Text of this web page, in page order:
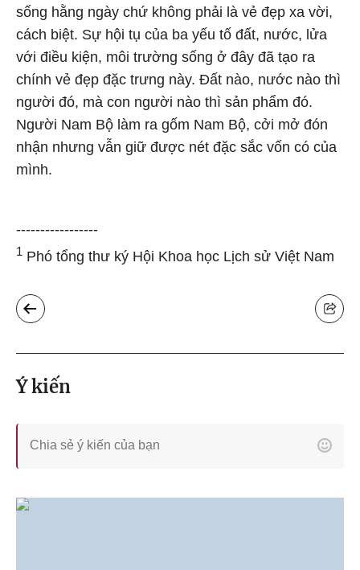
sống hằng ngày chứ không phải là vẻ đẹp xa vời,
cách biệt. Sự hội tụ của ba yếu tố đất, nước, lửa
với điều kiện, môi trường sống ở đây đã tạo ra
chính vẻ đẹp đặc trưng này. Đất nào, nước nào thì
người đó, mà con người nào thì sản phẩm đó.
Người Nam Bộ làm ra gốm Nam Bộ, cởi mở đón
nhận nhưng vẫn giữ được nét đặc sắc vốn có của
mình.
-----------------
1 Phó tổng thư ký Hội Khoa học Lịch sử Việt Nam
Ý kiến